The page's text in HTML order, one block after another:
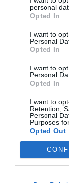
personal
Opted In
I want to
Personal
Opted In
I want to
Personal
Opted In
I want to
Retention,
Personal
Purposes
Opted Out
Mokytojų
V. Skaraičio nuotr.
Aš linkiu
švietimo
vieninga“, –
žodžius